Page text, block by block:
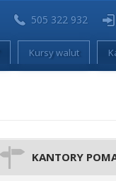
505 322 932
Kursy walut
KANTORY